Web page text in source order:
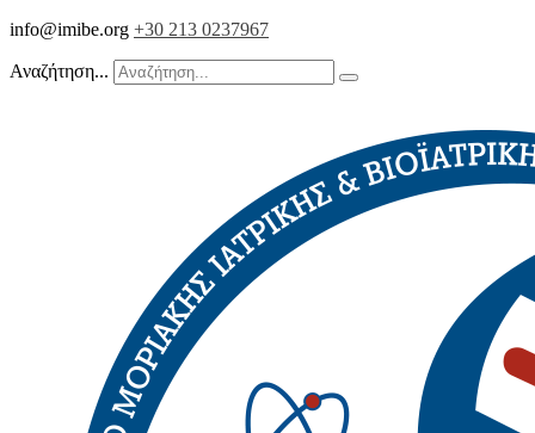
info@imibe.org +30 213 0237967
Αναζήτηση...